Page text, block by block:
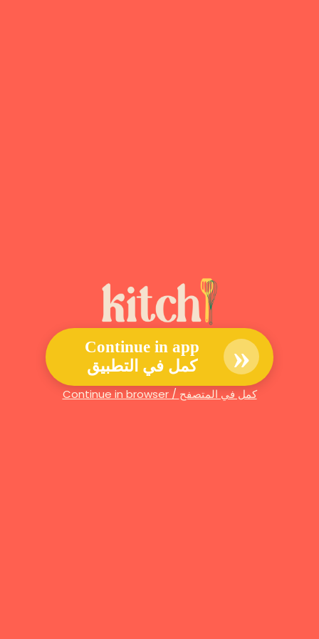
Continue in app
كمل في التطبيق
»
Continue in browser / كمل في المتصفح